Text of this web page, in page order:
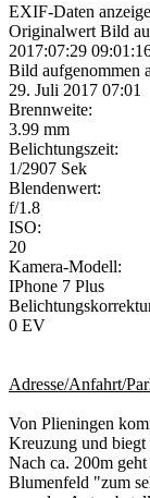
EXIF-Daten
Originalwert Bild
2017:07:29
Bild aufgenommen
29. Juli 2017 07:01
Brennweite:
3.99 mm
Belichtungszeit:
1/2907 Sek
Blendenwert:
f/1.8
ISO:
20
Kamera-Modell:
IPhone 7 Plus
0 EV
Adresse/Anfahrt/
Von Plieningen
Kreuzung und
Nach ca. 200m
Blumenfeld "zum